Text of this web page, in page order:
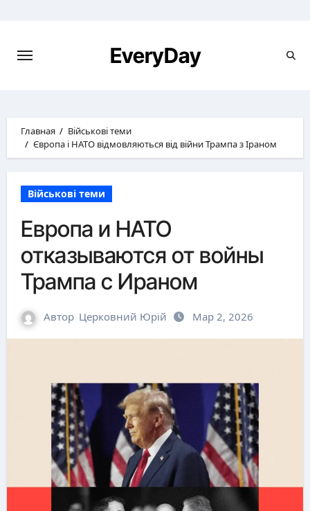
EveryDay
Главная
Військові теми
Європа і НАТО відмовляються від війни Трампа з Іраном
Військові теми
Европа и НАТО
отказываются от войны
Трампа с Ираном
Автор Церковний Юрій Мар 2, 2026